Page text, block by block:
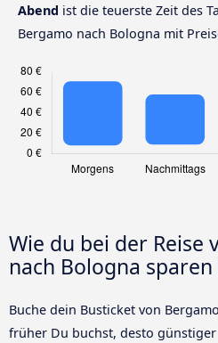
Abend ist die teuerste Zeit des
Bergamo nach Bologna mit
Wie du bei der Reise
nach Bologna
Buche dein Busticket von
früher Du buchst, desto